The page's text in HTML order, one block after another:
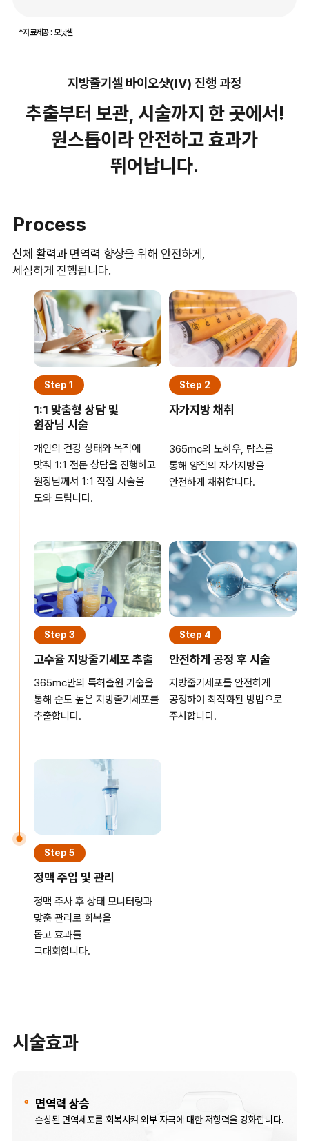
*자료제공 : 모닛셀
지방줄기셀 바이오샷(IV) 진행 과정
추출부터 보관, 시술까지 한 곳에서!
원스톱이라 안전하고 효과가
뛰어납니다.
Process
신체 활력과 면역력 향상을 위해 안전하게,
세심하게 진행됩니다.
Step 1
1:1 맞춤형 상담 및
원장님 시술
개인의 건강 상태와 목적에
맞춰 1:1 전문 상담을 진행하고
원장님께서 1:1 직접 시술을
도와 드립니다.
Step 2
자가지방 채취
365mc의 노하우, 람스를
통해 양질의 자가지방을
안전하게 채취합니다.
Step 3
고수율 지방줄기세포 추출
365mc만의 특허출원 기술을
통해 순도 높은 지방줄기세포를
추출합니다.
Step 4
안전하게 공정 후 시술
지방줄기세포를 안전하게
공정하여 최적화된 방법으로
주사합니다.
Step 5
정맥 주입 및 관리
정맥 주사 후 상태 모니터링과
맞춤 관리로 회복을
돕고 효과를
극대화합니다.
시술효과
면역력 상승
손상된 면역세포를 회복시켜 외부 자극에 대한 저항력을 강화합니다.